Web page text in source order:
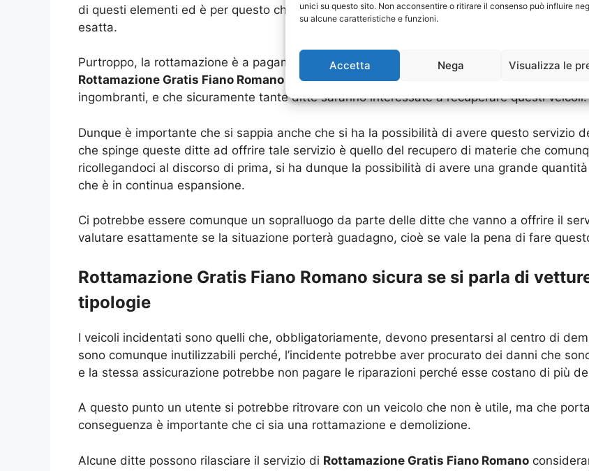
unici su questo sito. Non acconsentire o ritirare il consenso può influire
su alcune caratteristiche e funzioni.
Accetta Nega Visualizza le
di questi elementi ed è per questo che è poi importante per procedere ad una
esatta.
Purtroppo, la rottamazione è a pagamento, dunque è per questo che ci si interessa
Rottamazione Gratis Fiano Romano infatti fa gola a tantissimi utenti, ma c’è da dire che
ingombranti, e che sicuramente tante ditte saranno interessate a recuperare questi veicoli.
Dunque è importante che si sappia anche che si ha la possibilità di avere questo servizio
che spinge queste ditte ad offrire tale servizio è quello del recupero di materie che
ricollegandoci al discorso di prima, si ha dunque la possibilità di avere una grande
che è in continua espansione.
Ci potrebbe essere comunque un sopralluogo da parte delle ditte che vanno a offrire il
valutare esattamente se la situazione porterà guadagno, cioè se vale la pena di fare
Rottamazione Gratis Fiano Romano sicura se si parla di
tipologie
I veicoli incidentati sono quelli che, obbligatoriamente, devono presentarsi al centro di
sono comunque inutilizzabili perché, l’incidente potrebbe aver procurato dei danni che
e la stessa assicurazione potrebbe non pagare le riparazioni perché esse costano di più
A questo punto un utente si potrebbe ritrovare con un veicolo che non è utile, ma che
conseguenza è importante che ci sia una rottamazione e demolizione.
Alcune ditte possono rilasciare il servizio di Rottamazione Gratis Fiano Romano